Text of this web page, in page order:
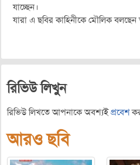
যাচ্ছেন।
যারা এ ছবির কাহিনীকে মৌলিক
রিভিউ লিখুন
রিভিউ লিখতে আপনাকে অবশ্যইপ্রবেশ
আরও ছবি